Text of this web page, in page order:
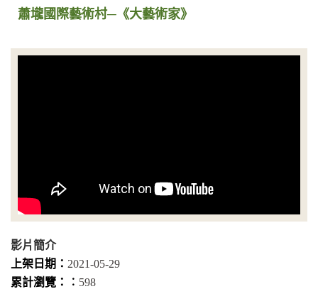
蕭壠國際藝術村─《大藝術家》
影片簡介
上架日期： 2021-05-29
累計瀏覽：︰ 598